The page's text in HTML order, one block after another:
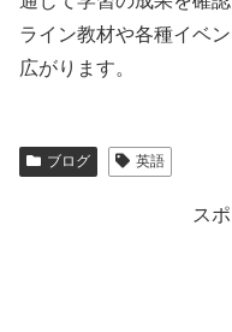
ライン教材や各種イベ
広がります。
ブログ 英語
ス